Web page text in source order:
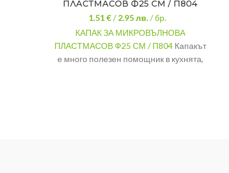
ПЛАСТМАСОВ Ф25 СМ / П804
1.51 €/2.95лв. / бр.
КАПАК ЗА МИКРОВЪЛНОВА
ПЛАСТМАСОВ Ф25 СМ / П804Капакът
е много полезен помощник в кухнята,